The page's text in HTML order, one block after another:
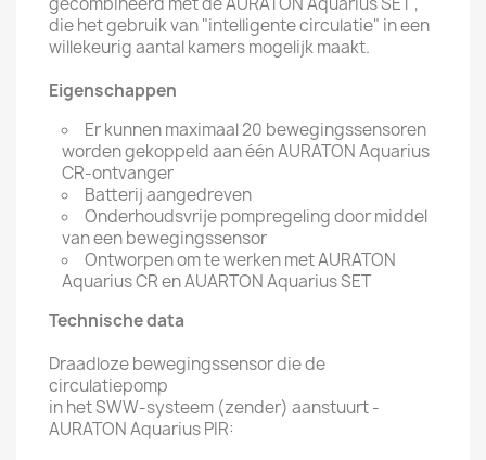
die het gebruik van "intelligente circulatie" in een
willekeurig aantal kamers mogelijk maakt.
Eigenschappen
Er kunnen maximaal 20 bewegingssensoren
worden gekoppeld aan één AURATON Aquarius
CR-ontvanger
Batterij aangedreven
Onderhoudsvrije pompregeling door middel
van een bewegingssensor
Ontworpen om te werken met AURATON
Aquarius CR en AUARTON Aquarius SET
Technische data
Draadloze bewegingssensor die de
circulatiepomp
in het SWW-systeem (zender) aanstuurt -
AURATON Aquarius PIR: